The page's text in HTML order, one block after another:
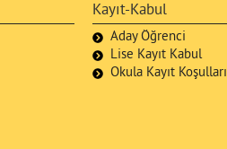
Kayıt-Kabul
Aday Öğrenci
Lise Kayıt Kabul
Okula Kayıt Koşulları